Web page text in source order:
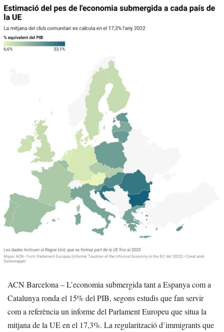
ACN Barcelona – L’economia submergida tant a Espanya com a
Catalunya ronda el 15% del PIB, segons estudis que fan servir
com a referència un informe del Parlament Europeu que situa la
mitjana de la UE en el 17,3%. La regularització d’immigrants que